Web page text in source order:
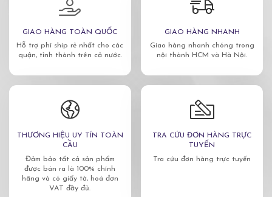
GIAO HÀNG TOÀN QUỐC
Hỗ trợ phí ship rẻ nhất cho các
quận, tỉnh thành trên cả nước.
GIAO HÀNG NHANH
Giao hàng nhanh chóng trong
nội thành HCM và Hà Nội.
THƯƠNG HIỆU UY TÍN TOÀN
CẦU
Đảm bảo tất cả sản phẩm
được bán ra là 100% chính
hãng và có giấy tờ, hoá đơn
VAT đầy đủ.
TRA CỨU ĐƠN HÀNG TRỰC
TUYẾN
Tra cứu đơn hàng trực tuyến